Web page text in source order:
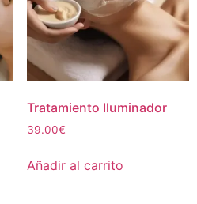
Tratamiento Iluminador
39.00€
Añadir al carrito